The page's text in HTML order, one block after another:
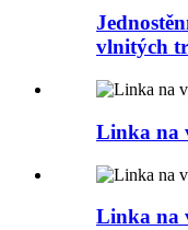
vlnitých
Linka na
Linka na